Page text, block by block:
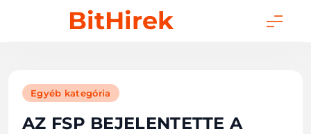
BitHirek
Egyéb kategória
AZ FSP BEJELENTETTE A